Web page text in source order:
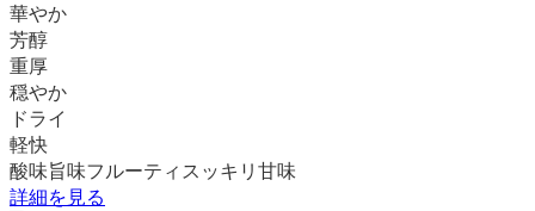
華やか
芳醇
重厚
穏やか
ドライ
軽快
酸味旨味フルーティ スッキリ 甘味
詳細を見る